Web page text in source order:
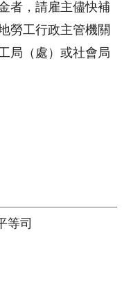
者，請雇主儘快補
勞工行政主管機關
局（處）或社會局
等司